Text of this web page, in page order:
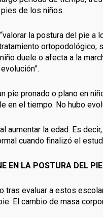
de los niños.
la postura del pie
duele o afecta a la
pie pronado o plano en
en el tiempo. No hubo
aumentar la edad. Es
cuando finalizó el
EN LA POSTURA DEL PIE
tras evaluar a estos
El cambio de masa